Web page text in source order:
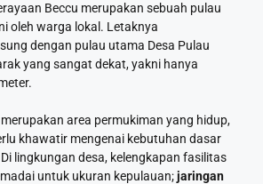
Beccu merupakan sebuah pulau
oleh warga lokal. Letaknya
dengan pulau utama Desa Pulau
yang sangat dekat, yakni hanya
area permukiman yang hidup,
khawatir mengenai kebutuhan dasar
lingkungan desa, kelengkapan fasilitas
untuk ukuran kepulauan;jaringan